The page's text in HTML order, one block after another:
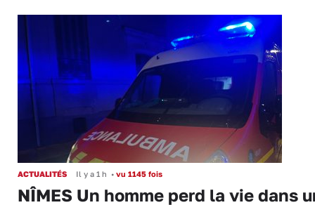
ACTUALITÉS Il y a 1 h • vu 1145 fois
NÎMES Un homme perd la vie dans